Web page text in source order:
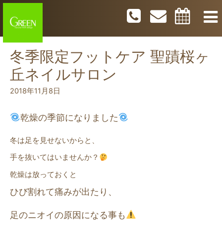
冬季限定フットケア 聖蹟桜ヶ
丘ネイルサロン
2018年11月8日
乾燥の季節になりました
冬は足を見せないからと、
手を抜いてはいませんか？
乾燥は放っておくと
ひび割れて痛みが出たり、
足のニオイの原因になる事も